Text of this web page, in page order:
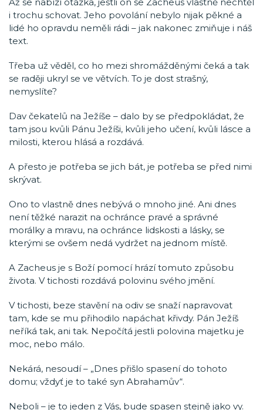
i trochu schovat. Jeho povolání nebylo nijak pěkné a
lidé ho opravdu neměli rádi – jak nakonec zmiňuje i náš
text.
Třeba už věděl, co ho mezi shromážděnými čeká a tak
se raději ukryl se ve větvích. To je dost strašný,
nemyslíte?
Dav čekatelů na Ježíše – dalo by se předpokládat, že
tam jsou kvůli Pánu Ježíši, kvůli jeho učení, kvůli lásce a
milosti, kterou hlásá a rozdává.
A přesto je potřeba se jich bát, je potřeba se před nimi
skrývat.
Ono to vlastně dnes nebývá o mnoho jiné. Ani dnes
není těžké narazit na ochránce pravé a správné
morálky a mravu, na ochránce lidskosti a lásky, se
kterými se ovšem nedá vydržet na jednom místě.
A Zacheus je s Boží pomocí hrází tomuto způsobu
života. V tichosti rozdává polovinu svého jmění.
V tichosti, beze stavění na odiv se snaží napravovat
tam, kde se mu přihodilo napáchat křivdy. Pán Ježíš
neříká tak, ani tak. Nepočítá jestli polovina majetku je
moc, nebo málo.
Nekárá, nesoudí – „Dnes přišlo spasení do tohoto
domu; vždyť je to také syn Abrahamův“.
Neboli – je to jeden z Vás, bude spasen stejně jako vy.